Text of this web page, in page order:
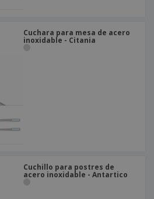
Cuchara para mesa de acero
inoxidable - Citania
Cuchillo para postres de
acero inoxidable - Antartico